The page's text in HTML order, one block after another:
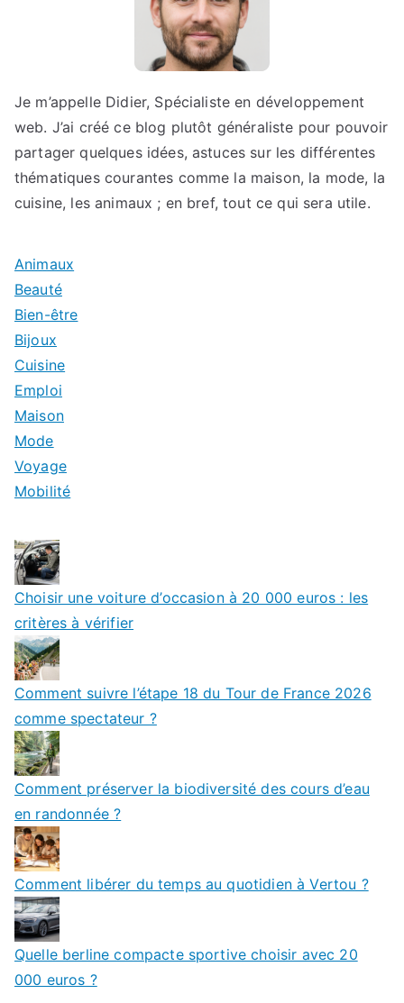
Je m’appelle Didier, Spécialiste en développement
web. J’ai créé ce blog plutôt généraliste pour pouvoir
partager quelques idées, astuces sur les différentes
thématiques courantes comme la maison, la mode, la
cuisine, les animaux ; en bref, tout ce qui sera utile.
Animaux
Beauté
Bien-être
Bijoux
Cuisine
Emploi
Maison
Mode
Voyage
Mobilité
Choisir une voiture d’occasion à 20 000 euros : les
critères à vérifier
Comment suivre l’étape 18 du Tour de France 2026
comme spectateur ?
Comment préserver la biodiversité des cours d’eau
en randonnée ?
Comment libérer du temps au quotidien à Vertou ?
Quelle berline compacte sportive choisir avec 20
000 euros ?